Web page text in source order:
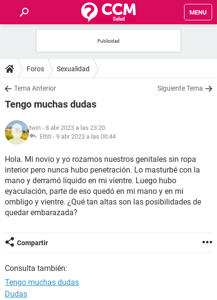
MENU
FOROS
SALUD
FAMILIA
NUTRICIÓN
BIENESTAR
SEXUALIDAD
GLOSARIO
Foros Sexualidad
Tema Anterior Siguiente Tema
Tengo muchas dudas
twin - 8 abr 2023 a las 23:20
Eltiti - 9 abr 2023 a las 00:44
Hola. Mi novio y yo rozamos nuestros genitales sin ropa
interior pero nunca hubo penetración. Lo masturbé con la
mano y derramó líquido en mi vientre. Luego hubo
eyaculación, parte de eso quedó en mi mano y en mi
ombligo y vientre. ¿Qué tan altas son las posibilidades de
quedar embarazada?
Compartir
Consulta también:
Tengo muchas dudas
Dudas